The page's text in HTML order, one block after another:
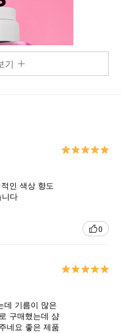
기
인 색상 향도
다
0
은
구매했는데 샴
네요 좋은 제품